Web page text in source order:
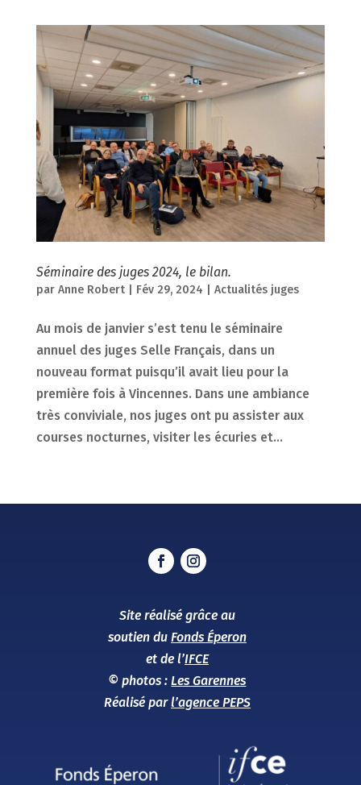
Séminaire des juges 2024, le bilan.
par Anne Robert| Fév 29, 2024 Actualités juges
Au mois de janvier s’est tenu le séminaire
annuel des juges Selle Français, dans un
nouveau format puisqu’il avait lieu pour la
première fois à Vincennes. Dans une ambiance
très conviviale, nos juges ont pu assister aux
courses nocturnes, visiter les écuries et...
Site réalisé grâce au
soutien du Fonds Éperon
et de l’IFCE
© photos :Les Garennes
Réalisé parl’agence PEPS